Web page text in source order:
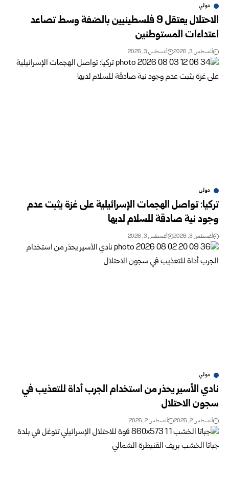
دولي
الاحتلال يعتقل 9 فلسطينيين بالضفة وسط تصاعد
اعتداءات المستوطنين
أغسطس 3, 2026 أغسطس 3, 2026
دولي
تركيا: تواصل الهجمات الإسرائيلية على غزة يثبت عدم
وجود نية صادقة للسلام لديها
أغسطس 3, 2026 أغسطس 3, 2026
دولي
نادي الأسير يحذر من استخدام الجرب أداة للتعذيب في
سجون الاحتلال
أغسطس 2, 2026 أغسطس 2, 2026